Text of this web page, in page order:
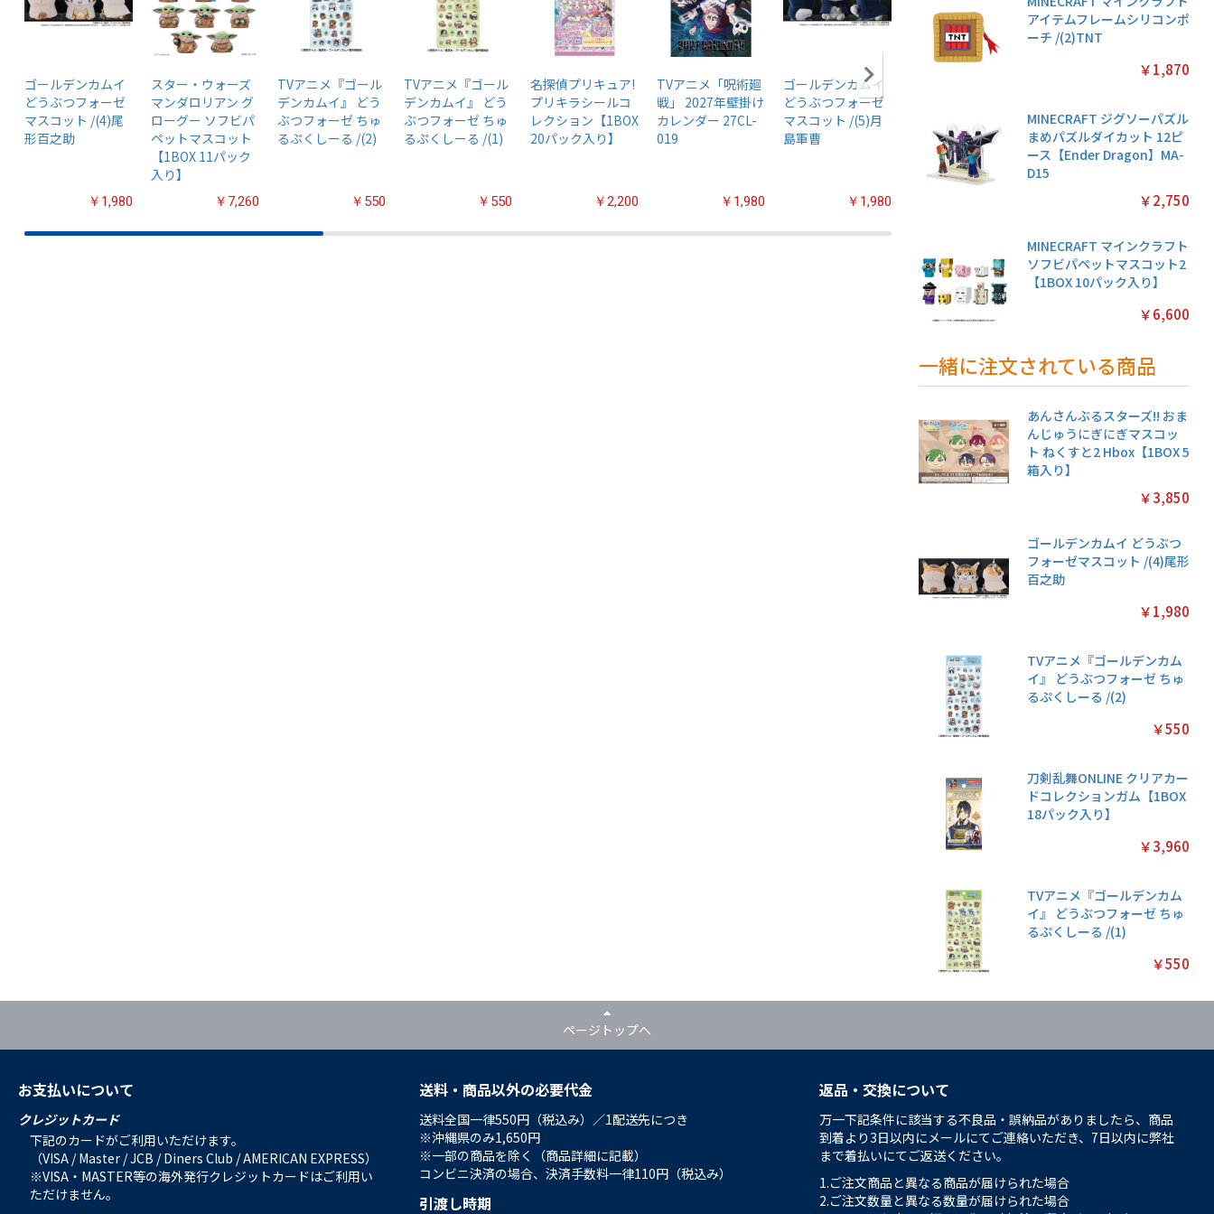
ゴールデンカムイ
どうぶつフォーゼ
マスコット /(4)尾
形百之助
￥1,980
スター・ウォーズ
マンダロリアン グ
ローグー ソフビパ
ペットマスコット
【1BOX 11パック
入り】
￥7,260
TVアニメ『ゴール
デンカムイ』 どう
ぶつフォーゼ ちゅ
るぷくしーる /(2)
￥550
TVアニメ『ゴール
デンカムイ』 どう
ぶつフォーゼ ちゅ
るぷくしーる /(1)
￥550
名探偵プリキュア!
プリキラシールコ
レクション【1BOX
20パック入り】
￥2,200
TVアニメ「呪術廻
戦」 2027年壁掛け
カレンダー 27CL-
019
￥1,980
ゴールデンカムイ
どうぶつフォーゼ
マスコット /(5)月
島軍曹
￥1,980
と /(7)轟焦凍
4【1BOX 20パック
入り】
￥2,200
ちいか
クショ
常版◆【
パック
アイテムフレームシリコンポ
ーチ /(2)TNT
￥1,870
MINECRAFT ジグソーパズル
まめパズルダイカット 12ピ
ース【Ender Dragon】MA-
D15
￥2,750
MINECRAFT マインクラフト
ソフビパペットマスコット2
【1BOX 10パック入り】
￥6,600
一緒に注文されている商品
あんさんぶるスターズ!! おま
んじゅうにぎにぎマスコッ
ト ねくすと2 Hbox【1BOX 5
箱入り】
￥3,850
ゴールデンカムイ どうぶつ
フォーゼマスコット /(4)尾形
百之助
￥1,980
TVアニメ『ゴールデンカム
イ』 どうぶつフォーゼ ちゅ
るぷくしーる /(2)
￥550
刀剣乱舞ONLINE クリアカー
ドコレクションガム【1BOX
18パック入り】
￥3,960
TVアニメ『ゴールデンカム
イ』 どうぶつフォーゼ ちゅ
るぷくしーる /(1)
￥550
ページトップへ
お支払いについて
クレジットカード
下記のカードがご利用いただけます。
（VISA / Master / JCB / Diners Club / AMERICAN EXPRESS）
※VISA・MASTER等の海外発行クレジットカードはご利用い
ただけません。
送料・商品以外の必要代金
送料全国一律550円（税込み）／1配送先につき
※沖縄県のみ1,650円
※一部の商品を除く（商品詳細に記載）
コンビニ決済の場合、決済手数料一律110円（税込み）
引渡し時期
返品・交換について
万一下記条件に該当する不良品・誤納品がありましたら、商品
到着より3日以内にメールにてご連絡いただき、7日以内に弊社
まで着払いにてご返送ください。
1.ご注文商品と異なる商品が届けられた場合
2.ご注文数量と異なる数量が届けられた場合